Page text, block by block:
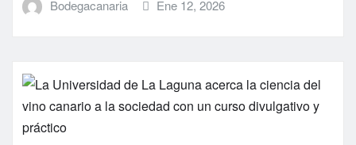
Bodegacanaria Ene 12, 2026